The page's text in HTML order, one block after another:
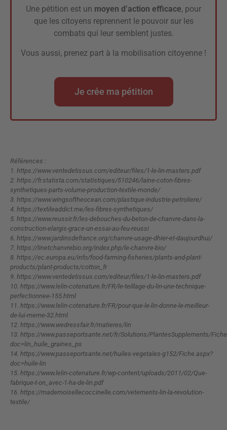
Une pétition est un moyen d’action efficace, pour
que les citoyens reprennent le pouvoir sur les
combats qui leur semblent justes.
Vous aussi, prenez part à la mobilisation citoyenne !
Je crée ma pétition
Références :
1. https://www.ventedetissus.com/editeur/files/1-le-lin-masters.pdf
2. https://fr.statista.com/statistiques/510246/laine-coton-fibres-
synthetiques-parts-volume-production-textile-monde/
3. https://www.wingsoftheocean.com/plastique-industrie-petroliere/
4. https://textileaddict.me/les-fibres-synthetiques/
5. https://www.reussir.fr/les-debouches-du-beton-de-chanvre-dans-la-
construction-elargis-grace-un-essai-au-feu-reussi
6. https://www.jardinsdefrance.org/chanvre-usage-dhier-et-daujourdhui/
7. https://linetchanvrebio.org/index.php/le-chanvre-bio/
8. https://ec.europa.eu/info/food-farming-fisheries/plants-and-plant-
products/plant-products/cotton_fr
9. https://www.ventedetissus.com/editeur/files/1-le-lin-masters.pdf
10. https://www.lelin-cotenature.fr/FR/le-teillage-du-lin-une-technique-
perfectionnee-155.html
11. https://www.lelin-cotenature.fr/FR/pour-que-le-lin-donne-le-meilleur-
de-lui-meme-32.html
12. https://www.wedressfair.fr/matieres/lin
13. https://www.passeportsante.net/fr/Solutions/PlantesSupplements/
doc=lin_huile_graines_ps
14. https://www.passeportsante.net/huiles-vegetales-g152/Fiche.aspx?
doc=huile-lin
15. https://www.lelin-cotenature.fr/wp-content/uploads/2011/02/Que-
fabrique-t-on_avec-1-ha-de-lin.pdf
16. https://mademoisellecoccinelle.com/vetements-lin-la-revolution-
textile/